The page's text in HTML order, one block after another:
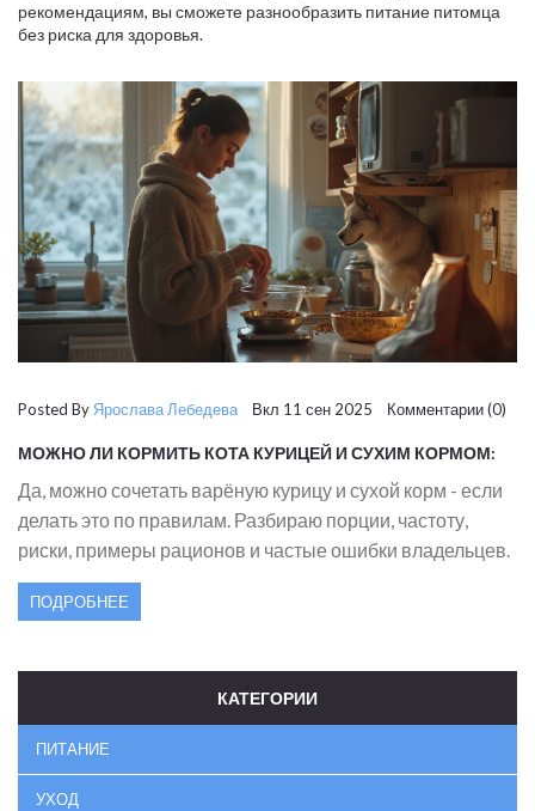
рекомендациям, вы сможете разнообразить питание питомца
без риска для здоровья.
Posted By Ярослава Лебедева Вкл 11 сен 2025 Комментарии (0)
МОЖНО ЛИ КОРМИТЬ КОТА КУРИЦЕЙ И СУХИМ КОРМОМ:
Да, можно сочетать варёную курицу и сухой корм - если
делать это по правилам. Разбираю порции, частоту,
риски, примеры рационов и частые ошибки владельцев.
ПОДРОБНЕЕ
КАТЕГОРИИ
ПИТАНИЕ
УХОД